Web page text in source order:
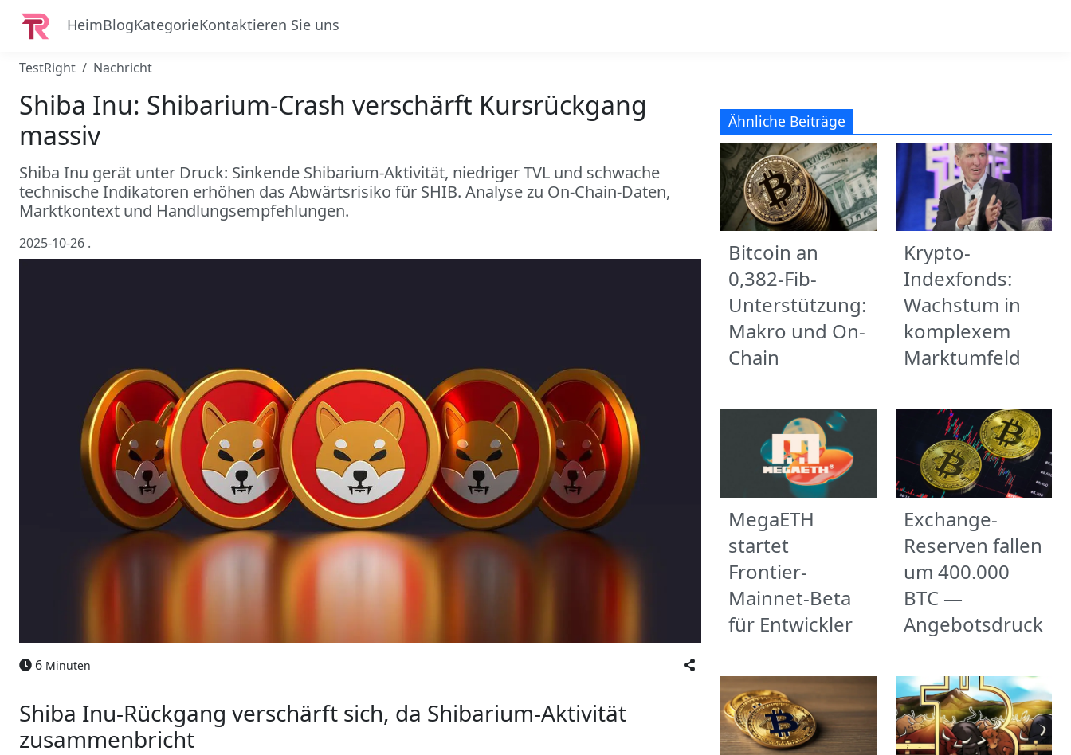
HeimBlogKategorieKontaktieren Sie uns
TestRight Nachricht
Shiba Inu: Shibarium-Crash verschärft Kursrückgang
massiv
Shiba Inu gerät unter Druck: Sinkende Shibarium-Aktivität, niedriger TVL und schwache
technische Indikatoren erhöhen das Abwärtsrisiko für SHIB. Analyse zu On-Chain-Daten,
Marktkontext und Handlungsempfehlungen.
2025-10-26 .
6 Minuten
Shiba Inu-Rückgang verschärft sich, da Shibarium-Aktivität
zusammenbricht
Ähnliche Beiträge
Bitcoin an
0,382-Fib-
Unterstützung:
Makro und On-
Chain
Krypto-
Indexfonds:
Wachstum in
komplexem
Marktumfeld
MegaETH
startet
Frontier-
Mainnet-Beta
für Entwickler
Exchange-
Reserven fallen
um 400.000
BTC —
Angebotsdruck